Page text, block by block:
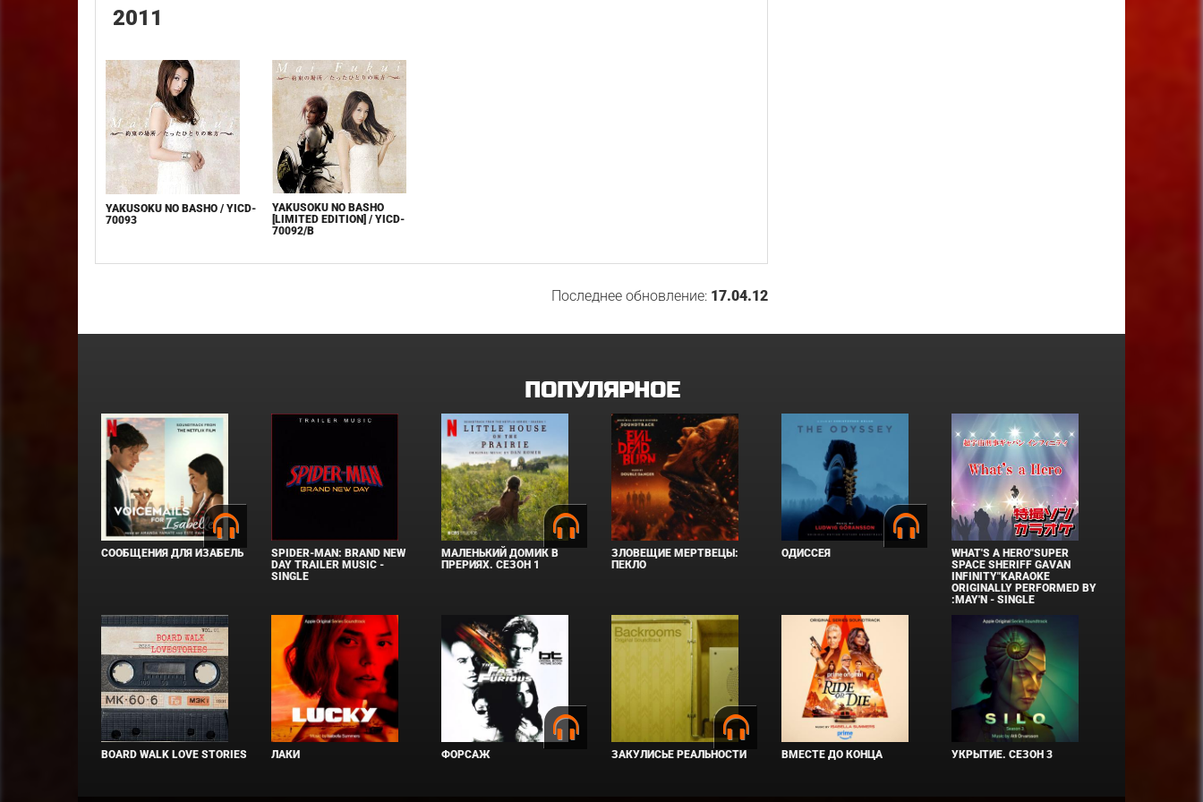
2011
YAKUSOKU NO BASHO / YICD-
70093
YAKUSOKU NO BASHO
[LIMITED EDITION] / YICD-
70092/B
Последнее обновление: 17.04.12
ПОПУЛЯРНОЕ
СООБЩЕНИЯ ДЛЯ ИЗАБЕЛЬ
SPIDER-MAN: BRAND NEW
DAY TRAILER MUSIC -
SINGLE
МАЛЕНЬКИЙ ДОМИК В
ПРЕРИЯХ. СЕЗОН 1
ЗЛОВЕЩИЕ МЕРТВЕЦЫ:
ПЕКЛО
ОДИССЕЯ
WHAT'S A HERO"SUPER
SPACE SHERIFF GAVAN
INFINITY"KARAOKE
ORIGINALLY PERFORMED BY
:MAY'N - SINGLE
BOARD WALK LOVE STORIES ЛАКИ ФОРСАЖ ЗАКУЛИСЬЕ РЕАЛЬНОСТИ ВМЕСТЕ ДО КОНЦА УКРЫТИЕ. СЕЗОН 3